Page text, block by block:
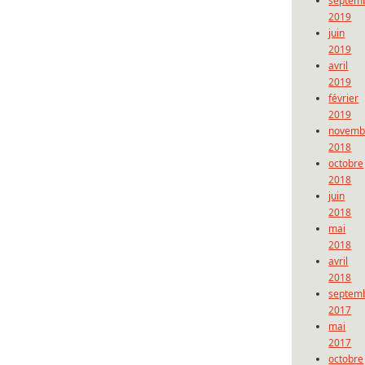
2019
juin
2019
avril
2019
février
2019
2018
octobre
2018
juin
2018
mai
2018
avril
2018
2017
mai
2017
octobre